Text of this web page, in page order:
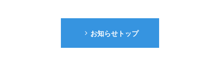
お知らせトップ